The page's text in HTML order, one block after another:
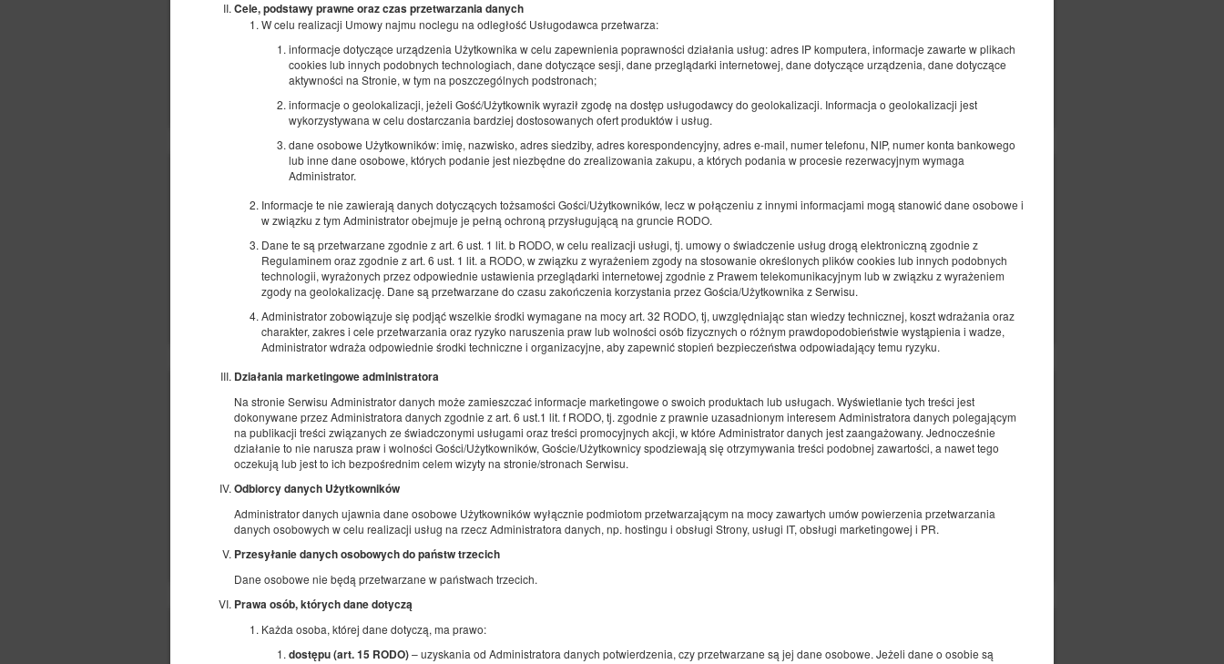
Cele, podstawy prawne oraz czas przetwarzania danych
W celu realizacji Umowy najmu noclegu na odległość Usługodawca przetwarza:
informacje dotyczące urządzenia Użytkownika w celu zapewnienia poprawności działania usług: adres IP komputera, informacje zawarte w plikach
cookies lub innych podobnych technologiach, dane dotyczące sesji, dane przeglądarki internetowej, dane dotyczące urządzenia, dane dotyczące
aktywności na Stronie, w tym na poszczególnych podstronach;
informacje o geolokalizacji, jeżeli Gość/Użytkownik wyraził zgodę na dostęp usługodawcy do geolokalizacji. Informacja o geolokalizacji jest
wykorzystywana w celu dostarczania bardziej dostosowanych ofert produktów i usług.
dane osobowe Użytkowników: imię, nazwisko, adres siedziby, adres korespondencyjny, adres e-mail, numer telefonu, NIP, numer konta bankowego
lub inne dane osobowe, których podanie jest niezbędne do zrealizowania zakupu, a których podania w procesie rezerwacyjnym wymaga
Administrator.
Informacje te nie zawierają danych dotyczących tożsamości Gości/Użytkowników, lecz w połączeniu z innymi informacjami mogą stanowić dane osobowe i
w związku z tym Administrator obejmuje je pełną ochroną przysługującą na gruncie RODO.
Dane te są przetwarzane zgodnie z art. 6 ust. 1 lit. b RODO, w celu realizacji usługi, tj. umowy o świadczenie usług drogą elektroniczną zgodnie z
Regulaminem oraz zgodnie z art. 6 ust. 1 lit. a RODO, w związku z wyrażeniem zgody na stosowanie określonych plików cookies lub innych podobnych
technologii, wyrażonych przez odpowiednie ustawienia przeglądarki internetowej zgodnie z Prawem telekomunikacyjnym lub w związku z wyrażeniem
zgody na geolokalizację. Dane są przetwarzane do czasu zakończenia korzystania przez Gościa/Użytkownika z Serwisu.
Administrator zobowiązuje się podjąć wszelkie środki wymagane na mocy art. 32 RODO, tj, uwzględniając stan wiedzy technicznej, koszt wdrażania oraz
charakter, zakres i cele przetwarzania oraz ryzyko naruszenia praw lub wolności osób fizycznych o różnym prawdopodobieństwie wystąpienia i wadze,
Administrator wdraża odpowiednie środki techniczne i organizacyjne, aby zapewnić stopień bezpieczeństwa odpowiadający temu ryzyku.
Działania marketingowe administratora
Na stronie Serwisu Administrator danych może zamieszczać informacje marketingowe o swoich produktach lub usługach. Wyświetlanie tych treści jest
dokonywane przez Administratora danych zgodnie z art. 6 ust.1 lit. f RODO, tj. zgodnie z prawnie uzasadnionym interesem Administratora danych polegającym
na publikacji treści związanych ze świadczonymi usługami oraz treści promocyjnych akcji, w które Administrator danych jest zaangażowany. Jednocześnie
działanie to nie narusza praw i wolności Gości/Użytkowników, Goście/Użytkownicy spodziewają się otrzymywania treści podobnej zawartości, a nawet tego
oczekują lub jest to ich bezpośrednim celem wizyty na stronie/stronach Serwisu.
Odbiorcy danych Użytkowników
Administrator danych ujawnia dane osobowe Użytkowników wyłącznie podmiotom przetwarzającym na mocy zawartych umów powierzenia przetwarzania
danych osobowych w celu realizacji usług na rzecz Administratora danych, np. hostingu i obsługi Strony, usługi IT, obsługi marketingowej i PR.
Przesyłanie danych osobowych do państw trzecich
Dane osobowe nie będą przetwarzane w państwach trzecich.
Prawa osób, których dane dotyczą
Każda osoba, której dane dotyczą, ma prawo:
dostępu (art. 15 RODO)– uzyskania od Administratora danych potwierdzenia, czy przetwarzane są jej dane osobowe. Jeżeli dane o osobie są
2 osoby
1 łóżko podwójne (Double)
Udostępnij
Dostępna liczba: 1
2 osoby
pow. 11,00 m 2
2 łóżka pojedyncze (Single)
2 osoby / 1 noc
Pokaż oferty
Pokój London ( 2 os. z wspólnym WC) / za
drzwiami WORLD
Dostępna liczba: 1
2 osoby
pow. 11,00 m2
185,00 zł
2 osoby / 1 noc
Mieszkanie Venice ( 2 os)
2 osoby / 1 noc